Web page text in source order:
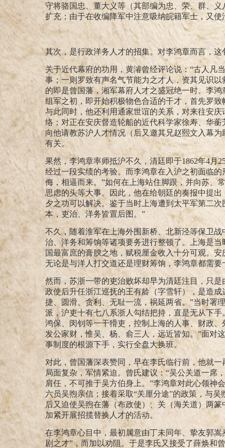
守将骆国忠、董大义等（其部编为忠、荣、群、
扩充；由于在收编降军中注意吸纳皖籍军士，又
其次，是行政洋务人才的招集。 对李鸿章而言，这
关于近代幕府的功用，黄濬曾经评论说：“古人凡
事；一则罗致有声名气节能力之才人，资其见识
的即是曾国藩，湘军幕府人才之盛冠绝一时。李
组军之初，即开始积极物色合适的干才，首先罗
与此同时，他还利用通家世谊的关系，对来往安
络； 对正在安庆督造轮船的近代科学家徐寿、华
向他请教苏沪人才情况（后又邀其兄赵熙文入幕
有关。
果然，李鸿章率师抵沪不久，清廷即于1862年4月
经过一段实绩的考验。而李鸿章在入沪之初面临
侮，相逼而来。”如何在上海站住脚跟，并向苏、
思虑的头等大事。因此，他在给朝廷的奏报中提
夕之功可以解决。鉴于当时上海遭到太平军第二
本，吏治、洋务皆置后图。”
不久，随着淮军在上海外围新桥、北新泾等保卫
治、洋务和筹饷等诸项要务进行整顿了。上海是
国最富庶的膏腴之地，赋税厘金收入十分可观。
无论是与洋人打交道还是理财筹饷，李鸿章都需
然而，苏浙一带的吏治败坏却早为清廷注目，只
政使后升任浙江巡抚的王有龄（字雪轩），是造
捷、圆滑、贪利、无耻一流，祸延两省。”当时署
派，沪吏十有七八系浙人勾结把持，直是无从下手
鸿保、闵钊等一干猾吏，控制上海的人事、财政
发公家财，惟吴、杨、俞三人，远近皆知。”面对
事制度的根源下手，实行全盘大换班。
对此，曾国藩深表赞同，早在李氏临行前，他就
局面复杂，军情紧迫。曾氏建议：“吴公关道一席
肩任，不可推于吴方伯身上。”李鸿章对此心领神
六员吴煦亲信；接着采取“关厘分途”的政策，与吴
后又迫使吴煦在藩（布政使）、关（海关道）两篆
加紧开展招揽替换人才的活动。
在李鸿章心目中，最初属意由丁未同年、挚友郭嵩
剧之才”， 而加以劝阻。于是李氏又接受了薛焕和